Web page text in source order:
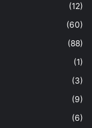
(12)
(60)
(88)
(1)
(3)
(9)
(6)